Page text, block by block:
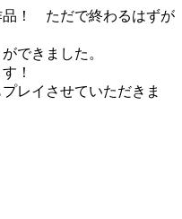
品！ ただで終わるはずが
できました。
！
レイさせていただきま